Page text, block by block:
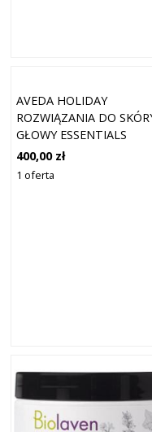
AVEDA HOLIDAY
ROZWIĄZANIA DO
GŁOWY ESSENTIALS
ZŁUSZCZAJĄCY PEELING
WŁOSÓW BEZ GĘSTOŚCI
400,00 zł
1 oferta